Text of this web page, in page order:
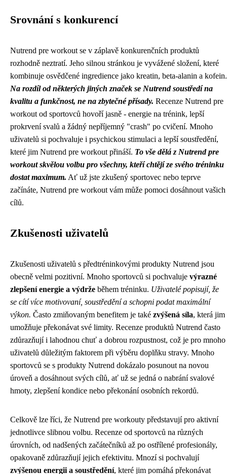
Srovnání s konkurencí
Nutrend pre workout se v záplavě konkurenčních produktů
rozhodně neztratí. Jeho silnou stránkou je vyvážené složení, které
kombinuje osvědčené ingredience jako kreatin, beta-alanin a kofein.
Na rozdíl od některých jiných značek se Nutrend soustředí na
kvalitu a funkčnost, ne na zbytečné přísady. Recenze Nutrend pre
workout od sportovců hovoří jasně - energie na trénink, lepší
prokrvení svalů a žádný nepříjemný "crash" po cvičení. Mnoho
uživatelů si pochvaluje i psychickou stimulaci a lepší soustředění,
které jim Nutrend pre workout přináší. To vše dělá z Nutrend pre
workout skvělou volbu pro všechny, kteří chtějí ze svého tréninku
dostat maximum. Ať už jste zkušený sportovec nebo teprve
začínáte, Nutrend pre workout vám může pomoci dosáhnout vašich
cílů.
Zkušenosti uživatelů
Zkušenosti uživatelů s předtréninkovými produkty Nutrend jsou
obecně velmi pozitivní. Mnoho sportovců si pochvaluje výrazné
zlepšení energie a výdrže během tréninku. Uživatelé popisují, že
se cítí více motivovaní, soustředění a schopni podat maximální
výkon. Často zmiňovaným benefitem je také zvýšená síla, která jim
umožňuje překonávat své limity. Recenze produktů Nutrend často
zdůrazňují i lahodnou chuť a dobrou rozpustnost, což je pro mnoho
uživatelů důležitým faktorem při výběru doplňku stravy. Mnoho
sportovců se s produkty Nutrend dokázalo posunout na novou
úroveň a dosáhnout svých cílů, ať už se jedná o nabrání svalové
hmoty, zlepšení kondice nebo překonání osobních rekordů.
Celkově lze říci, že Nutrend pre workouty představují pro aktivní
jednotlivce slibnou volbu. Recenze od sportovců na různých
úrovních, od nadšených začátečníků až po ostřílené profesionály,
opakovaně zdůrazňují jejich efektivitu. Mnozí si pochvalují
zvýšenou energii a soustředění, které jim pomáhá překonávat